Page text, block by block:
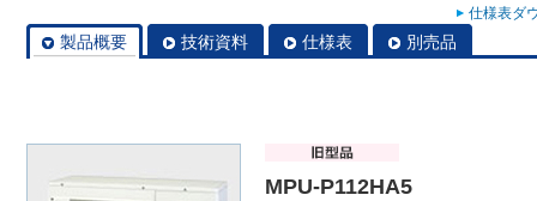
仕様表ダ
製品概要 技術資料 仕様表 別売品
MPU-P112HA5